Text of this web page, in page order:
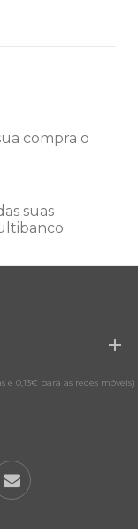
compra o
suas
0,13€ para as redes móveis)